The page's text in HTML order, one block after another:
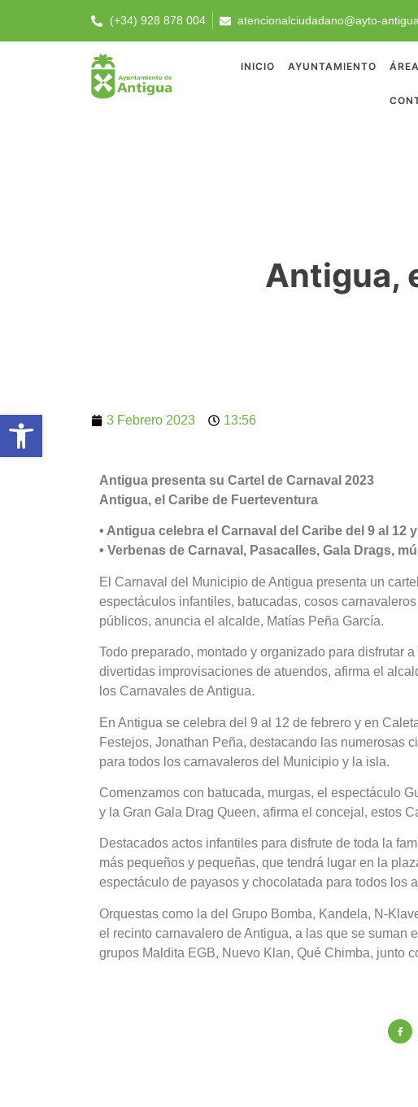
(+34) 928 878 004 atencionalciudadano@ayto-
INICIO AYUNTAMIENTO
Antigua,
3 Febrero 2023 13:56
Antigua presenta su Cartel de Carnaval 2023
Antigua, el Caribe de Fuerteventura
• Antigua celebra el Carnaval del Caribe del 9 al 12
• Verbenas de Carnaval, Pasacalles, Gala Drags,
El Carnaval del Municipio de Antigua presenta un
espectáculos infantiles, batucadas, cosos
públicos, anuncia el alcalde, Matías Peña García.
Todo preparado, montado y organizado para disfrutar
divertidas improvisaciones de atuendos, afirma el
los Carnavales de Antigua.
En Antigua se celebra del 9 al 12 de febrero y en
Festejos, Jonathan Peña, destacando las numerosas
para todos los carnavaleros del Municipio y la isla.
Comenzamos con batucada, murgas, el espectáculo
y la Gran Gala Drag Queen, afirma el concejal, estos
Destacados actos infantiles para disfrute de toda la
más pequeños y pequeñas, que tendrá lugar en la
espectáculo de payasos y chocolatada para todos los
Orquestas como la del Grupo Bomba, Kandela, N-
el recinto carnavalero de Antigua, a las que se suman
grupos Maldita EGB, Nuevo Klan, Qué Chimba, junto
Abrir barra de herramientas